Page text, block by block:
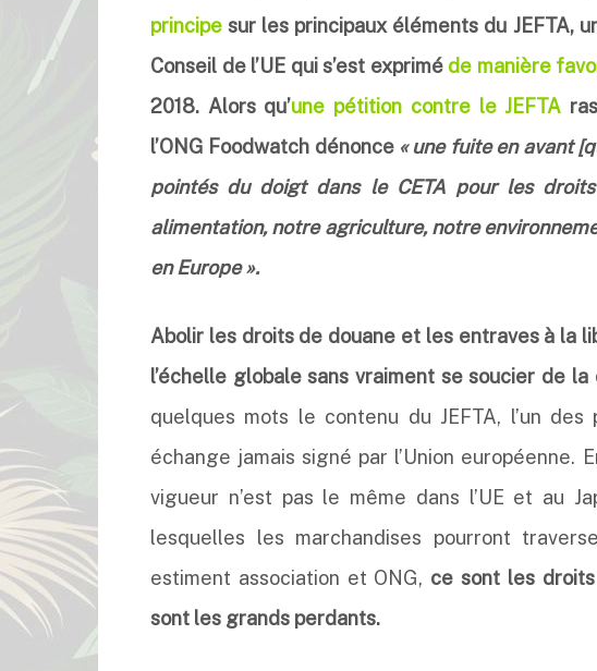
principe sur les principaux éléments du JEFTA,
Conseil de l’UE qui s’est exprimé de manière
2018. Alors qu’une pétition contre le JEFTA
l’ONG Foodwatch dénonce « une fuite en avant
pointés du doigt dans le CETA pour les
alimentation, notre agriculture, notre
en Europe ».
Abolir les droits de douane et les entraves à la
l’échelle globale sans vraiment se soucier de
quelques mots le contenu du JEFTA, l’un
échange jamais signé par l’Union
vigueur n’est pas le même dans l’UE et au
lesquelles les marchandises pourront
estiment association et ONG, ce sont les
sont les grands perdants.